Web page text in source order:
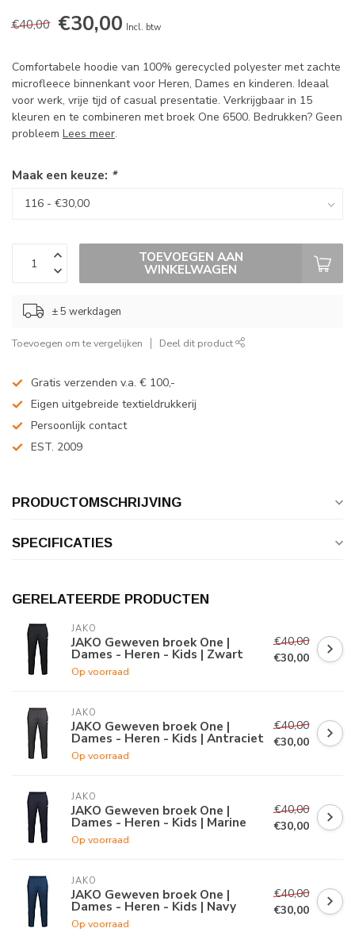
€40,00 €30,00 Incl. btw
Comfortabele hoodie van 100% gerecycled polyester met zachte
microfleece binnenkant voor Heren, Dames en kinderen. Ideaal
voor werk, vrije tijd of casual presentatie. Verkrijgbaar in 15
kleuren en te combineren met broek One 6500. Bedrukken? Geen
probleem Lees meer.
Maak een keuze: *
TOEVOEGEN AAN
WINKELWAGEN
± 5 werkdagen
Toevoegen om te vergelijken Deel dit product
Gratis verzenden v.a. € 100,-
Eigen uitgebreide textieldrukkerij
Persoonlijk contact
EST. 2009
PRODUCTOMSCHRIJVING
SPECIFICATIES
GERELATEERDE PRODUCTEN
JAKO
JAKO Geweven broek One |
Dames - Heren - Kids | Zwart
Op voorraad
€40,00
€30,00
JAKO
JAKO Geweven broek One |
Dames - Heren - Kids | Antraciet
Op voorraad
€40,00
€30,00
JAKO
JAKO Geweven broek One |
Dames - Heren - Kids | Marine
Op voorraad
€40,00
€30,00
JAKO
JAKO Geweven broek One |
Dames - Heren - Kids | Navy
Op voorraad
€40,00
€30,00